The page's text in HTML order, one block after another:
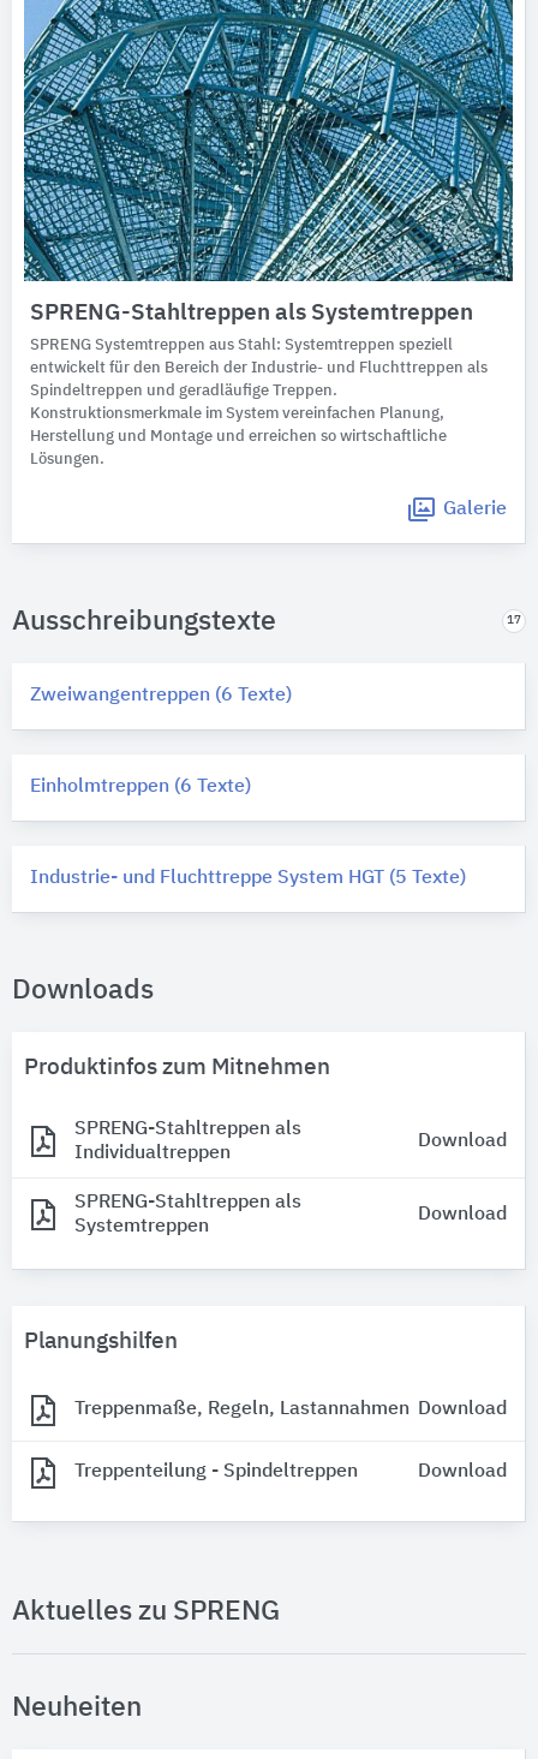
SPRENG-Stahltreppen als Systemtreppen
SPRENG Systemtreppen aus Stahl: Systemtreppen speziell
entwickelt für den Bereich der Industrie- und Fluchttreppen als
Spindeltreppen und geradläufige Treppen.
Konstruktionsmerkmale im System vereinfachen Planung,
Herstellung und Montage und erreichen so wirtschaftliche
Lösungen.
Galerie
Ausschreibungstexte 17
Zweiwangentreppen (6 Texte)
Einholmtreppen (6 Texte)
Industrie- und Fluchttreppe System HGT (5 Texte)
Downloads
Produktinfos zum Mitnehmen
SPRENG-Stahltreppen als
Individualtreppen
Download
SPRENG-Stahltreppen als
Systemtreppen
Download
Planungshilfen
Treppenmaße, Regeln, Lastannahmen Download
Treppenteilung - Spindeltreppen Download
Aktuelles zu SPRENG
Neuheiten